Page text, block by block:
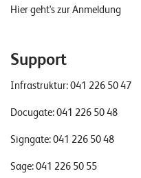
Hier geht's zur Anmeldung
Support
Infrastruktur:041 226 50 47
Docugate:041 226 50 48
Signgate:041 226 50 48
Sage:041 226 50 55